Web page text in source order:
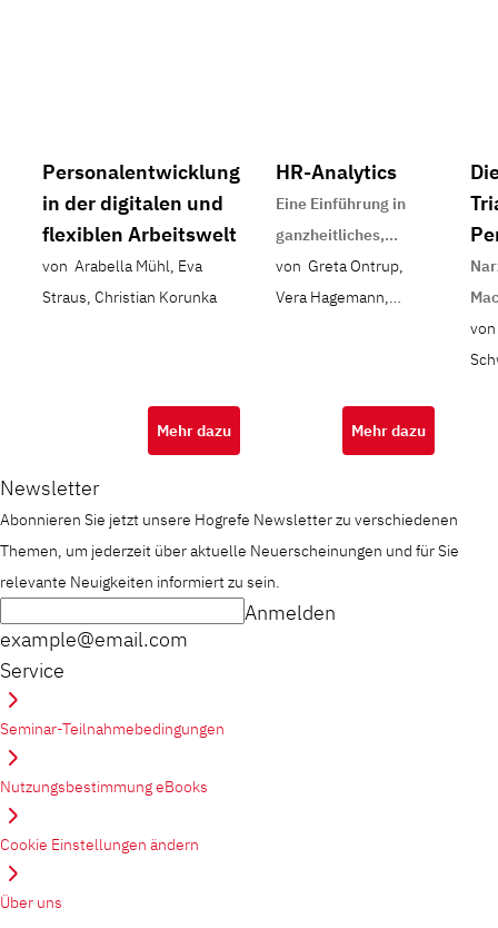
Personalentwicklung
in der digitalen und
flexiblen Arbeitswelt
von Arabella Mühl, Eva
Straus, Christian Korunka
Mehr dazu
HR-Analytics
Eine Einführung in
ganzheitliches,
datengestütztes
Personalmanagement
von Greta Ontrup,
Vera Hagemann,
Mehr dazu
Newsletter
Abonnieren Sie jetzt unsere Hogrefe Newsletter zu verschiedenen
Themen, um jederzeit über aktuelle Neuerscheinungen und für Sie
relevante Neuigkeiten informiert zu sein.
example@email.com
Anmelden
Service
Seminar-Teilnahmebedingungen
Nutzungsbestimmung eBooks
Cookie Einstellungen ändern
Über uns